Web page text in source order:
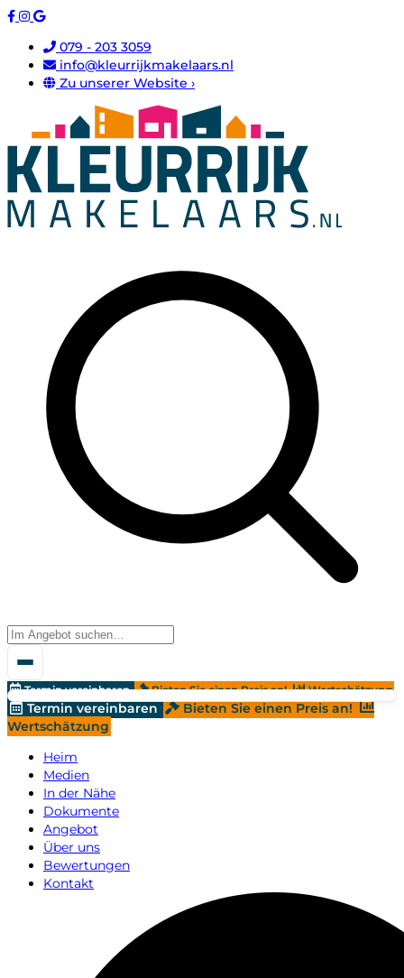
079 - 203 3059
info@kleurrijkmakelaars.nl
Zu unserer Website ›
Termin vereinbaren Bieten Sie einen Preis an! Wertschätzung
Termin vereinbaren
Bieten Sie einen Preis an!
Wertschätzung
Heim
Medien
In der Nähe
Dokumente
Angebot
Über uns
Bewertungen
Kontakt